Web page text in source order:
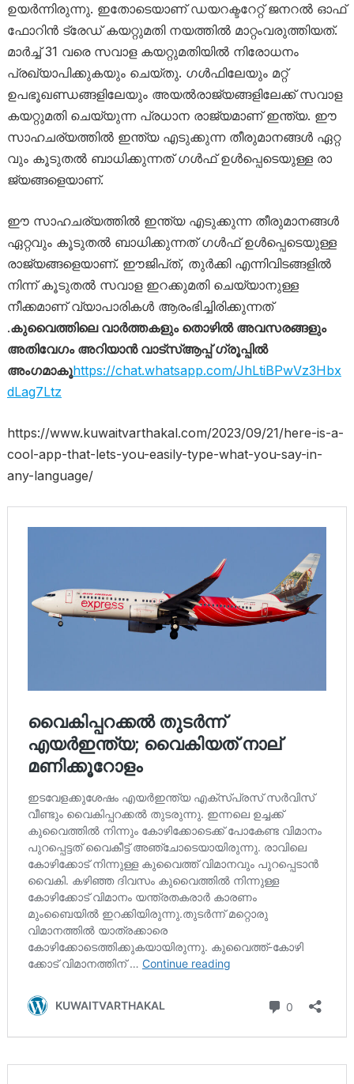
ഉയർന്നിരുന്നു. ഇതോടെയാണ്​ ഡയറക്ടറേറ്റ്​ ജനറൽ ഓഫ്​
ഫോറിൻ ട്രേഡ്​ കയറ്റുമതി നയത്തിൽ മാറ്റംവരുത്തിയത്​.
മാർച്ച് ​31 വരെ സവാള കയറ്റുമതിയിൽ നിരോധനം
പ്രഖ്യാപിക്കുകയും ചെയ്തു​. ഗൾഫിലേയും മറ്റ് ​
ഉപഭൂഖണ്ഡങ്ങളിലേയും അയൽരാജ്യങ്ങളിലേക്ക് ​സവാള
കയറ്റുമതി ചെയ്യുന്ന പ്രധാന രാജ്യമാണ്​ ഇന്ത്യ. ഈ ​
സാ​ഹ​ച​ര്യ​ത്തി​ൽ ഇ​ന്ത്യ എ​ടു​ക്കു​ന്ന തീ​രു​മാ​ന​ങ്ങ​ൾ ഏ​റ്റ​
വും കൂ​ടു​ത​ൽ ബാ​ധി​ക്കു​ന്ന​ത്​ ഗ​ൾ​ഫ്​ ഉ​ൾ​പ്പെ​ടെ​യു​ള്ള രാ​
ജ്യ​ങ്ങ​ളെ​യാ​ണ്.
ഈ സാഹചര്യത്തിൽ ഇന്ത്യ എടുക്കുന്ന തീരുമാനങ്ങൾ
ഏറ്റവും കൂടുതൽ ബാധിക്കുന്നത്​ ഗൾഫ്​ ഉൾപ്പെടെയുള്ള
രാജ്യങ്ങളെയാണ്​. ഈജിപ്​ത്​, തുർക്കി എന്നിവിടങ്ങളിൽ
നിന്ന്​ കൂടുതൽ സവാള ഇറക്കുമതി ചെയ്യാനുള്ള
നീക്കമാണ്​ വ്യാപാരികൾ ആരംഭിച്ചിരിക്കുന്നത്​
.കുവൈത്തിലെ വാർത്തകളും തൊഴിൽ അവസരങ്ങളും
അതിവേഗം അറിയാൻ വാട്സ്ആപ്പ് ഗ്രൂപ്പിൽ
അംഗമാകൂhttps://chat.whatsapp.com/JhLtiBPwVz3Hbx
dLag7Ltz
https://www.kuwaitvarthakal.com/2023/09/21/here-is-a-
cool-app-that-lets-you-easily-type-what-you-say-in-
any-language/